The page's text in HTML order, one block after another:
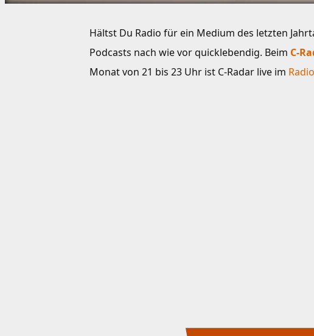
Hältst Du Radio für ein Medium des letzten
Podcasts nach wie vor quicklebendig. Beim C-
Monat von 21 bis 23 Uhr ist C-Radar live im